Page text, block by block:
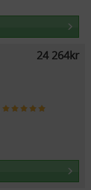
24 264kr